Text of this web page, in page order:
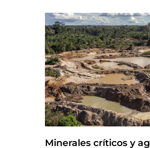
Minerales críticos y